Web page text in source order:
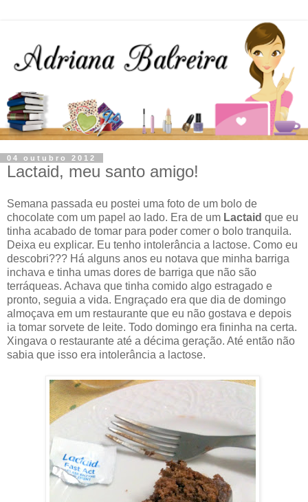
04 outubro 2012
Lactaid, meu santo amigo!
Semana passada eu postei uma foto de um bolo de
chocolate com um papel ao lado. Era de um Lactaid que eu
tinha acabado de tomar para poder comer o bolo tranquila.
Deixa eu explicar. Eu tenho intolerância a lactose. Como eu
descobri??? Há alguns anos eu notava que minha barriga
inchava e tinha umas dores de barriga que não são
terráqueas. Achava que tinha comido algo estragado e
pronto, seguia a vida. Engraçado era que dia de domingo
almoçava em um restaurante que eu não gostava e depois
ia tomar sorvete de leite. Todo domingo era fininha na certa.
Xingava o restaurante até a décima geração. Até então não
sabia que isso era intolerância a lactose.